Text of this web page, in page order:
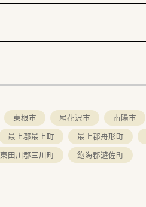
東根市 尾花沢市
南陽市
最上郡最上町 最上郡舟形町
東田川郡三川町 飽海郡遊佐町